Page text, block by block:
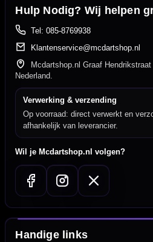
Hulp Nodig? Wij helpen
Tel: 085-8769938
Klantenservice@mcdartshop.nl
Mcdartshop.nl Graaf
Nederland.
Verwerking & verzending
Op voorraad: direct verwerkt en
afhankelijk van leverancier.
Wil je Mcdartshop.nl volgen?
Handige links